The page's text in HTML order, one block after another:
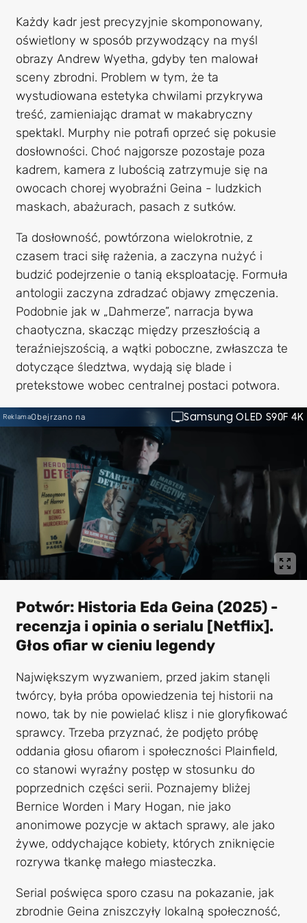
Każdy kadr jest precyzyjnie skomponowany,
oświetlony w sposób przywodzący na myśl
obrazy Andrew Wyetha, gdyby ten malował
sceny zbrodni. Problem w tym, że ta
wystudiowana estetyka chwilami przykrywa
treść, zamieniając dramat w makabryczny
spektakl. Murphy nie potrafi oprzeć się pokusie
dosłowności. Choć najgorsze pozostaje poza
kadrem, kamera z lubością zatrzymuje się na
owocach chorej wyobraźni Geina - ludzkich
maskach, abażurach, pasach z sutków.
Ta dosłowność, powtórzona wielokrotnie, z
czasem traci siłę rażenia, a zaczyna nużyć i
budzić podejrzenie o tanią eksploatację. Formuła
antologii zaczyna zdradzać objawy zmęczenia.
Podobnie jak w „Dahmerze”, narracja bywa
chaotyczna, skacząc między przeszłością a
teraźniejszością, a wątki poboczne, zwłaszcza te
dotyczące śledztwa, wydają się blade i
pretekstowe wobec centralnej postaci potwora.
Obejrzano na Samsung OLED S90F 4K
Reklama
Potwór: Historia Eda Geina (2025) -
recenzja i opinia o serialu [Netflix].
Głos ofiar w cieniu legendy
Największym wyzwaniem, przed jakim stanęli
twórcy, była próba opowiedzenia tej historii na
nowo, tak by nie powielać klisz i nie gloryfikować
sprawcy. Trzeba przyznać, że podjęto próbę
oddania głosu ofiarom i społeczności Plainfield,
co stanowi wyraźny postęp w stosunku do
poprzednich części serii. Poznajemy bliżej
Bernice Worden i Mary Hogan, nie jako
anonimowe pozycje w aktach sprawy, ale jako
żywe, oddychające kobiety, których zniknięcie
rozrywa tkankę małego miasteczka.
Serial poświęca sporo czasu na pokazanie, jak
zbrodnie Geina zniszczyły lokalną społeczność,